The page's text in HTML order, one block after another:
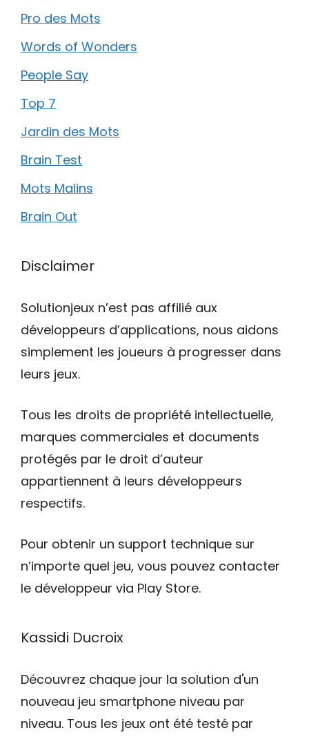
Pro des Mots
Words of Wonders
People Say
Top 7
Jardin des Mots
Brain Test
Mots Malins
Brain Out
Disclaimer
Solutionjeux n’est pas affilié aux
développeurs d’applications, nous aidons
simplement les joueurs à progresser dans
leurs jeux.
Tous les droits de propriété intellectuelle,
marques commerciales et documents
protégés par le droit d’auteur
appartiennent à leurs développeurs
respectifs.
Pour obtenir un support technique sur
n’importe quel jeu, vous pouvez contacter
le développeur via Play Store.
Kassidi Ducroix
Découvrez chaque jour la solution d'un
nouveau jeu smartphone niveau par
niveau. Tous les jeux ont été testé par